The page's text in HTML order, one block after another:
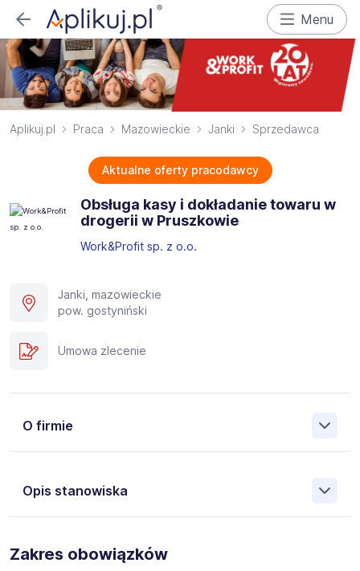
Menu
Aplikuj.pl Praca Mazowieckie Janki Sprzedawca
Aktualne oferty pracodawcy
Obsługa kasy i dokładanie towaru w
drogerii w Pruszkowie
Work&Profit sp. z o.o.
Janki, mazowieckie
pow. gostyniński
Umowa zlecenie
O firmie
Opis stanowiska
Pośrednictwa Pracy i Doradztwa Personalnego Work &
Profit jest obecnie jedną z największych niezależnych
Zakres obowiązków